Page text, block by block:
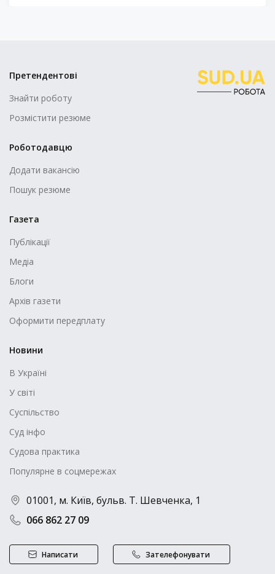
Претендентові
Знайти роботу
Розмістити резюме
Роботодавцю
Додати вакансію
Пошук резюме
Газета
Публікації
Медіа
Блоги
Архів газети
Оформити передплату
Новини
В Україні
У світі
Суспільство
Суд інфо
Судова практика
Популярне в соцмережах
066 862 27 09
01001, м. Київ, бульв. Т. Шевченка, 1
Написати Зателефонувати